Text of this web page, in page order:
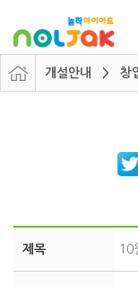
개설안내 > 창
제목 10